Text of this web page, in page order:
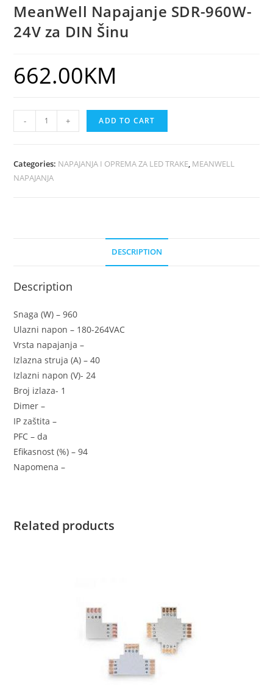
MeanWell Napajanje SDR-960W-
24V za DIN Šinu
662.00KM
- + ADD TO CART
Categories: NAPAJANJA I OPREMA ZA LED TRAKE, MEANWELL
NAPAJANJA
DESCRIPTION
Description
Snaga (W) – 960
Ulazni napon – 180-264VAC
Vrsta napajanja –
Izlazna struja (A) – 40
Izlazni napon (V)- 24
Broj izlaza- 1
Dimer –
IP zaštita –
PFC – da
Efikasnost (%) – 94
Napomena –
Related products